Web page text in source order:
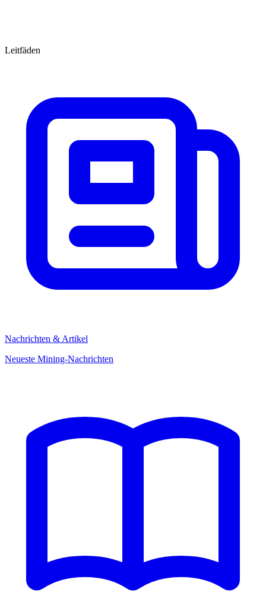
Leitfäden
Nachrichten & Artikel
Neueste Mining-Nachrichten